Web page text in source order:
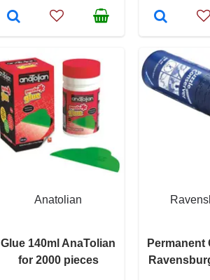
Anatolian
Glue 140ml AnaTolian
for 2000 pieces
Permanent